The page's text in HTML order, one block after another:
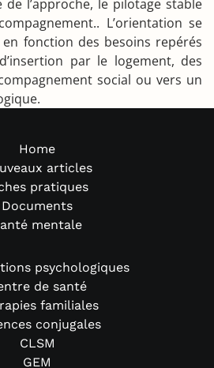
l’approche, le pilotage stable
L’orientation se
fonction des besoins repérés
par le logement, des
social ou vers un
Home
articles
pratiques
Documents
mentale
psychologiques
de santé
familiales
conjugales
CLSM
GEM